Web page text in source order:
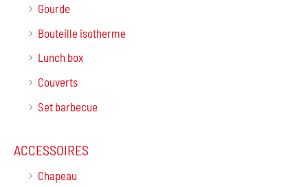
Gourde
Bouteille isotherme
Lunch box
Couverts
Set barbecue
ACCESSOIRES
Chapeau